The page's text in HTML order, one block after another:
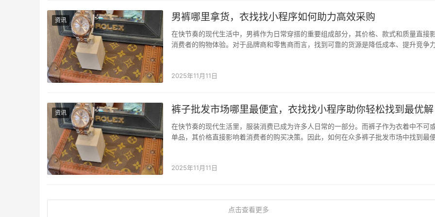
资讯 男裤哪里拿货，衣找找小程序如何助力高效采购
在快节奏的现代生活中，男裤作为日常穿搭的重要组成部分，其价格、款式和质量直接
消费者的购物体验。对于品牌商和零售商而言，找到可靠的货源是降低成本、提升竞争
2025年11月11日
资讯 裤子批发市场哪里最便宜，衣找找小程序助你轻松找到最优解
在快节奏的现代生活里，服装消费已成为许多人日常的一部分。而裤子作为衣着中不可
单品，其价格直接影响着消费者的购买决策。因此，如何在众多裤子批发市场中找到最
2025年11月11日
点击查看更多